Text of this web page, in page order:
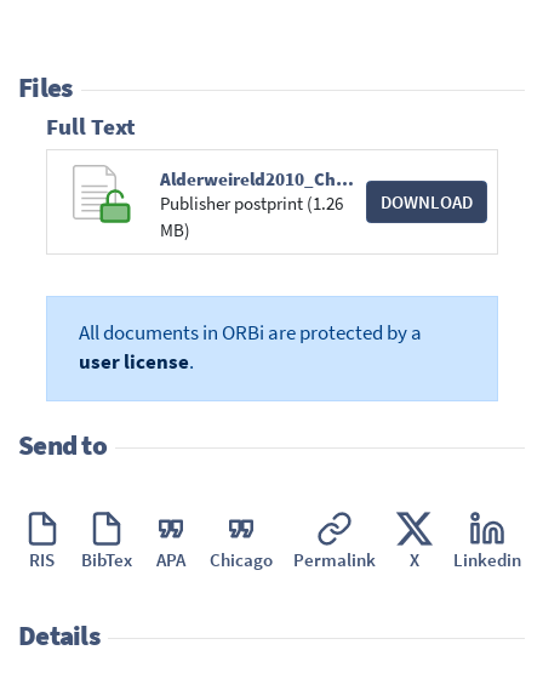
Files
Full Text
Alderweireld2010_Chene_Ardenne_fw109_10-27.pdf
Publisher postprint (1.26
MB)
DOWNLOAD
All documents in ORBi are protected by a
user license.
Send to
RIS BibTex APA Chicago Permalink X Linkedin
Details